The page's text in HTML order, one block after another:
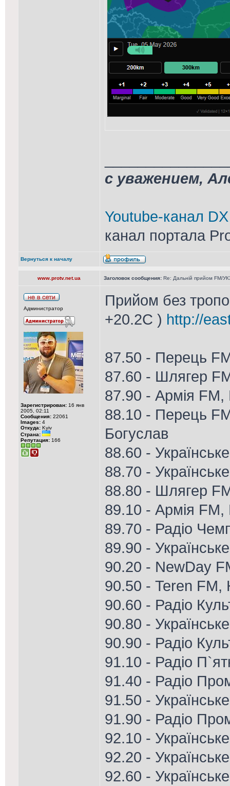
с уважением,
Youtube-канал
канал портала
Вернуться к началу
www.protv.net.ua Заголовок сообщения: Re: Дальній прийом FM/
Администратор
Зарегистрирован: 16 янв
2005, 02:11
Сообщения: 22061
Images: 4
Откуда: Kyiv
Страна:
Репутация: 166
Прийом без
+20.2С ) http://
87.50 - Перець
87.60 - Шлягер
87.90 - Армія FM,
88.10 - Перець
Богуслав
88.60 -
88.70 -
88.80 - Шлягер
89.10 - Армія FM,
89.70 - Радіо
89.90 -
90.20 - NewDay
90.50 - Teren FM,
90.60 - Радіо
90.80 -
90.90 - Радіо
91.10 - Радіо
91.40 - Радіо
91.50 -
91.90 - Радіо
92.10 -
92.20 -
92.60 -